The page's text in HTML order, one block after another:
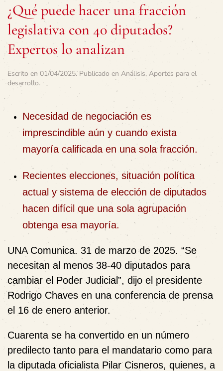
¿Qué puede hacer una fracción
legislativa con 40 diputados?
Expertos lo analizan
Escrito en 01/04/2025. Publicado en Análisis, Aportes para el
desarrollo.
Necesidad de negociación es
imprescindible aún y cuando exista
mayoría calificada en una sola fracción.
Recientes elecciones, situación política
actual y sistema de elección de diputados
hacen difícil que una sola agrupación
obtenga esa mayoría.
UNA Comunica. 31 de marzo de 2025. “Se
necesitan al menos 38-40 diputados para
cambiar el Poder Judicial”, dijo el presidente
Rodrigo Chaves en una conferencia de prensa
el 16 de enero anterior.
Cuarenta se ha convertido en un número
predilecto tanto para el mandatario como para
la diputada oficialista Pilar Cisneros, quienes, a